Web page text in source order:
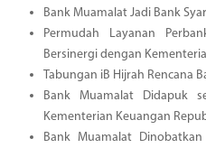
Bank Muamalat Jadi Bank
Permudah Layanan
Bersinergi dengan
Tabungan iB Hijrah Rencana
Bank Muamalat Didapuk
Kementerian Keuangan
Bank Muamalat